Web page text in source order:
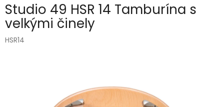
Studio 49 HSR 14 Tamburína s
velkými činely
HSR14